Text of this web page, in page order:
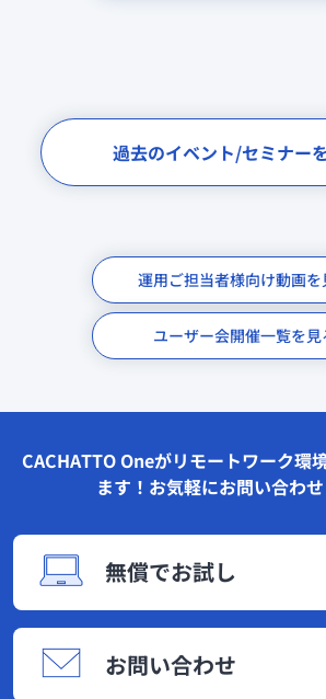
過去のイベント/セミナー
運用ご担当者様向け動画を
ユーザー会開催一覧を見
CACHATTO Oneがリモートワーク環
ます！お気軽にお問い合わ
無償でお試し
お問い合わせ